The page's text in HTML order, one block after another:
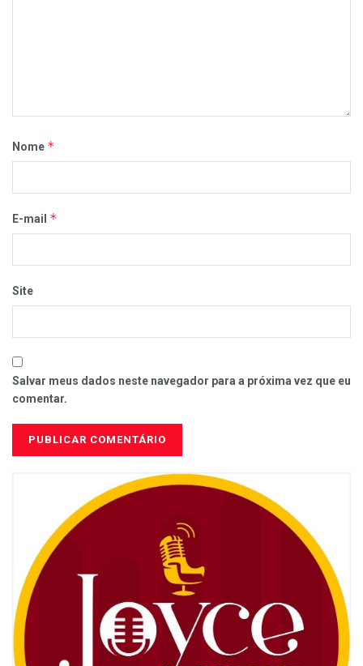
Nome *
E-mail *
Site
Salvar meus dados neste navegador para a próxima vez que eu
comentar.